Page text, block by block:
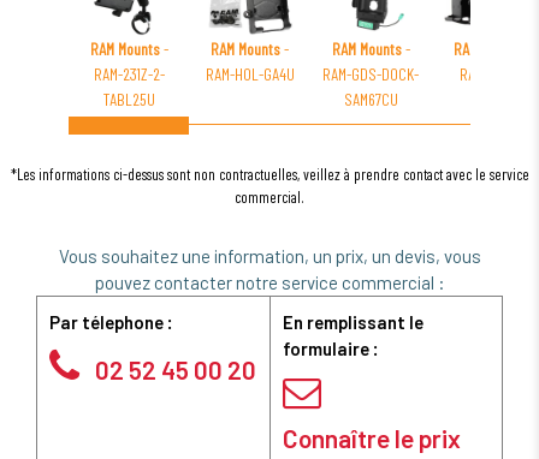
RAM Mounts-
RAM-231Z-2-
TABL25U
RAM Mounts-
RAM-HOL-GA4U
RAM Mounts-
RAM-GDS-DOCK-
SAM67CU
RAM Mounts
RAM-B-166-
*Les informations ci-dessus sont non contractuelles, veillez à prendre contact avec le service
commercial.
Vous souhaitez une information, un prix, un devis, vous
pouvez contacter notre service commercial :
Par télephone :
02 52 45 00 20
En remplissant le
formulaire :
Connaître le prix